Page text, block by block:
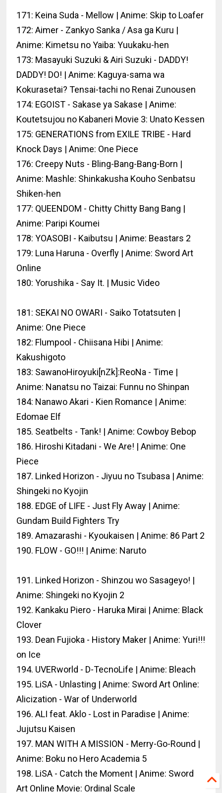
171: Keina Suda - Mellow | Anime: Skip to Loafer
172: Aimer - Zankyo Sanka / Asa ga Kuru |
Anime: Kimetsu no Yaiba: Yuukaku-hen
173: Masayuki Suzuki & Airi Suzuki - DADDY!
DADDY! DO! | Anime: Kaguya-sama wa
Kokurasetai? Tensai-tachi no Renai Zunousen
174: EGOIST - Sakase ya Sakase | Anime:
Koutetsujou no Kabaneri Movie 3: Unato Kessen
175: GENERATIONS from EXILE TRIBE - Hard
Knock Days | Anime: One Piece
176: Creepy Nuts - Bling-Bang-Bang-Born |
Anime: Mashle: Shinkakusha Kouho Senbatsu
Shiken-hen
177: QUEENDOM - Chitty Chitty Bang Bang |
Anime: Paripi Koumei
178: YOASOBI - Kaibutsu | Anime: Beastars 2
179: Luna Haruna - Overfly | Anime: Sword Art
Online
180: Yorushika - Say It. | Music Video
181: SEKAI NO OWARI - Saiko Totatsuten |
Anime: One Piece
182: Flumpool - Chiisana Hibi | Anime:
Kakushigoto
183: SawanoHiroyuki[nZk]:ReoNa - Time |
Anime: Nanatsu no Taizai: Funnu no Shinpan
184: Nanawo Akari - Kien Romance | Anime:
Edomae Elf
185. Seatbelts - Tank! | Anime: Cowboy Bebop
186. Hiroshi Kitadani - We Are! | Anime: One
Piece
187. Linked Horizon - Jiyuu no Tsubasa | Anime:
Shingeki no Kyojin
188. EDGE of LIFE - Just Fly Away | Anime:
Gundam Build Fighters Try
189. Amazarashi - Kyoukaisen | Anime: 86 Part 2
190. FLOW - GO!!! | Anime: Naruto
191. Linked Horizon - Shinzou wo Sasageyo! |
Anime: Shingeki no Kyojin 2
192. Kankaku Piero - Haruka Mirai | Anime: Black
Clover
193. Dean Fujioka - History Maker | Anime: Yuri!!!
on Ice
194. UVERworld - D-TecnoLife | Anime: Bleach
195. LiSA - Unlasting | Anime: Sword Art Online:
Alicization - War of Underworld
196. ALI feat. Aklo - Lost in Paradise | Anime:
Jujutsu Kaisen
197. MAN WITH A MISSION - Merry-Go-Round |
Anime: Boku no Hero Academia 5
198. LiSA - Catch the Moment | Anime: Sword
Art Online Movie: Ordinal Scale